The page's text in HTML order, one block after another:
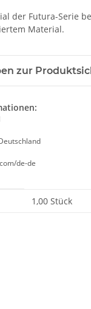
der Futura-Serie
Material.
zur
de-de
1,00 Stück